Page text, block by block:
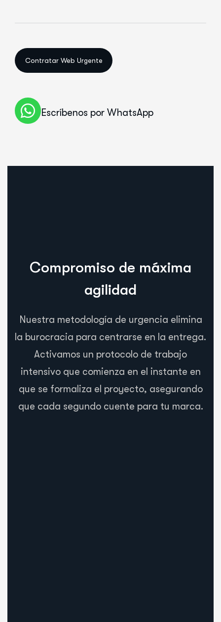
Escríbenos por WhatsApp
Compromiso de máxima
agilidad
Nuestra metodología de urgencia elimina
la burocracia para centrarse en la entrega.
Activamos un protocolo de trabajo
intensivo que comienza en el instante en
que se formaliza el proyecto, asegurando
que cada segundo cuente para tu marca.